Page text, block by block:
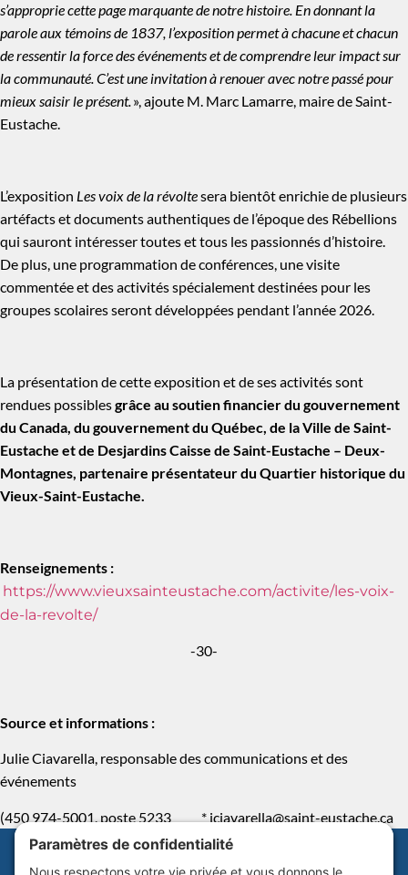
s’approprie cette page marquante de notre histoire. En donnant la
parole aux témoins de 1837, l’exposition permet à chacune et chacun
de ressentir la force des événements et de comprendre leur impact sur
la communauté. C’est une invitation à renouer avec notre passé pour
mieux saisir le présent.», ajoute M. Marc Lamarre, maire de Saint-
Eustache.
L’exposition Les voix de la révoltesera bientôt enrichie de plusieurs
artéfacts et documents authentiques de l’époque des Rébellions
qui sauront intéresser toutes et tous les passionnés d’histoire.
De plus, une programmation de conférences, une visite
commentée et des activités spécialement destinées pour les
groupes scolaires seront développées pendant l’année 2026.
La présentation de cette exposition et de ses activités sont
rendues possiblesgrâce au soutien financier du gouvernement
du Canada, du gouvernement du Québec, de la Ville de Saint-
Eustache et de Desjardins Caisse de Saint-Eustache – Deux-
Montagnes, partenaire présentateur du Quartier historique du
Vieux-Saint-Eustache.
Renseignements :
https://www.vieuxsainteustache.com/activite/les-voix-
de-la-revolte/
-30-
Source et informations :
Julie Ciavarella, responsable des communications et des
événements
(450 974-5001, poste 5233 * jciavarella@saint-eustache.ca